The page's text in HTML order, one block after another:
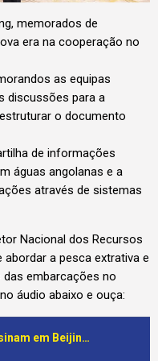
memorados de
era na cooperação no
as equipas
discussões para a
o documento
de informações
águas angolanas e a
através de sistemas
Nacional dos Recursos
a pesca extrativa e
embarcações no
áudio abaixo e ouça:
Angola e China assinam em Beijing, memorados de entendimento no quadro da cooperação bilateral no sector das pescas